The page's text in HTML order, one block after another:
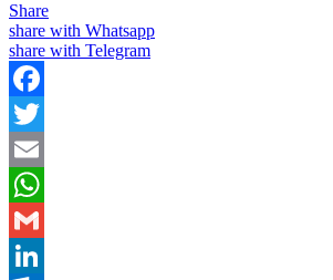
Share
share with Whatsapp
share with Telegram
Facebook
Twitter
Email
WhatsApp
Gmail